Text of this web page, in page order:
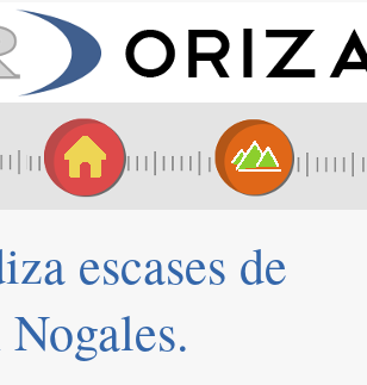
escases de